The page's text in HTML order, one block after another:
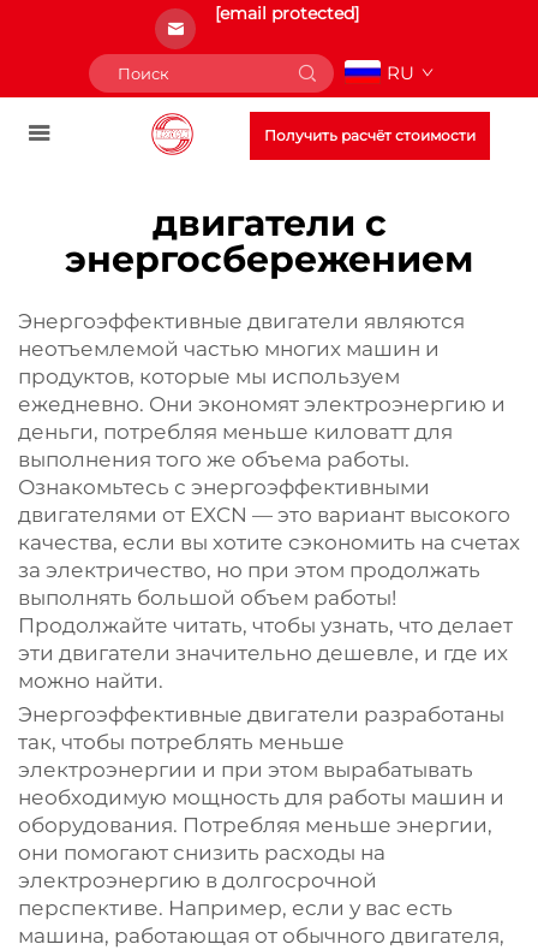
[email protected]
RU
Получить расчёт стоимости
двигатели с
энергосбережением
Энергоэффективные двигатели являются
неотъемлемой частью многих машин и
продуктов, которые мы используем
ежедневно. Они экономят электроэнергию и
деньги, потребляя меньше киловатт для
выполнения того же объема работы.
Ознакомьтесь с энергоэффективными
двигателями от EXCN — это вариант высокого
качества, если вы хотите сэкономить на счетах
за электричество, но при этом продолжать
выполнять большой объем работы!
Продолжайте читать, чтобы узнать, что делает
эти двигатели значительно дешевле, и где их
можно найти.
Энергоэффективные двигатели разработаны
так, чтобы потреблять меньше
электроэнергии и при этом вырабатывать
необходимую мощность для работы машин и
оборудования. Потребляя меньше энергии,
они помогают снизить расходы на
электроэнергию в долгосрочной
перспективе. Например, если у вас есть
машина, работающая от обычного двигателя,